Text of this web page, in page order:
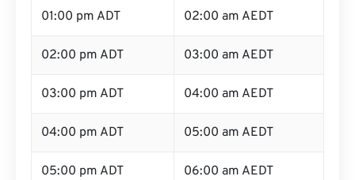
01:00 pm ADT 02:00 am AEDT
02:00 pm ADT 03:00 am AEDT
03:00 pm ADT 04:00 am AEDT
04:00 pm ADT 05:00 am AEDT
05:00 pm ADT 06:00 am AEDT